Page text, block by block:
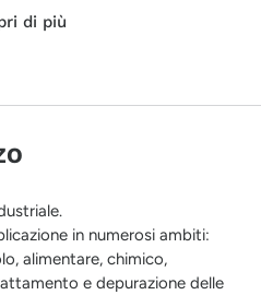
di più
in numerosi ambiti:
alimentare, chimico,
e depurazione delle